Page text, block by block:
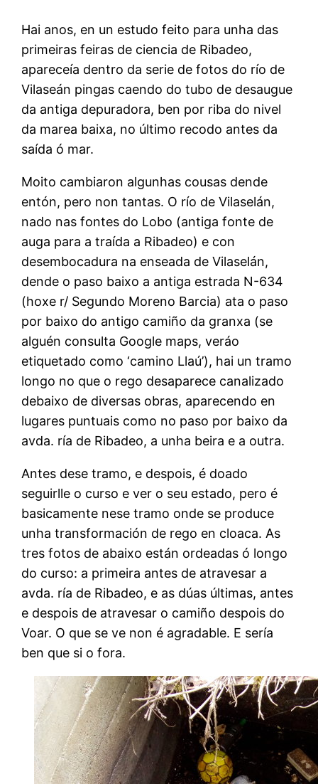
Hai anos, en un estudo feito para unha das
primeiras feiras de ciencia de Ribadeo,
apareceía dentro da serie de fotos do río de
Vilaseán pingas caendo do tubo de desaugue
da antiga depuradora, ben por riba do nivel
da marea baixa, no último recodo antes da
saída ó mar.
Moito cambiaron algunhas cousas dende
entón, pero non tantas. O río de Vilaselán,
nado nas fontes do Lobo (antiga fonte de
auga para a traída a Ribadeo) e con
desembocadura na enseada de Vilaselán,
dende o paso baixo a antiga estrada N-634
(hoxe r/ Segundo Moreno Barcia) ata o paso
por baixo do antigo camiño da granxa (se
alguén consulta Google maps, veráo
etiquetado como ‘camino Llaú’), hai un tramo
longo no que o rego desaparece canalizado
debaixo de diversas obras, aparecendo en
lugares puntuais como no paso por baixo da
avda. ría de Ribadeo, a unha beira e a outra.
Antes dese tramo, e despois, é doado
seguirlle o curso e ver o seu estado, pero é
basicamente nese tramo onde se produce
unha transformación de rego en cloaca. As
tres fotos de abaixo están ordeadas ó longo
do curso: a primeira antes de atravesar a
avda. ría de Ribadeo, e as dúas últimas, antes
e despois de atravesar o camiño despois do
Voar. O que se ve non é agradable. E sería
ben que si o fora.